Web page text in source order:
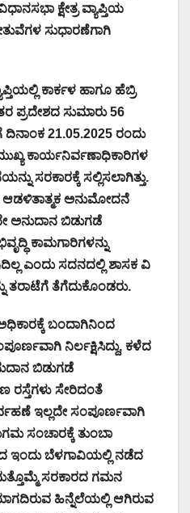
ಕ್ಷೇತ್ರ ವ್ಯಾಪ್ತಿಯ
ಸುಧಾರಣೆಗಾಗಿ
ಕಾರ್ಕಳ ಹಾಗೂ ಹೆಬ್ರಿ
ಪ್ರದೇಶದ ಸುಮಾರು 56
ದಿನಾಂಕ 21.05.2025 ರಂದು
ಕಾರ್ಯನಿರ್ವಣಾಧಿಕಾರಿಗಳ
ಸರಕಾರಕ್ಕೆ ಸಲ್ಲಿಸಲಾಗಿತ್ತು.
ಅನುಮೋದನೆ
ಅನುದಾನ ಬಿಡುಗಡೆ
ಕಾಮಗಾರಿಗಳನ್ನು
ಎಂದು ಸದನದಲ್ಲಿ ಶಾಸಕ ವಿ
ತರಾಟೆಗೆ ತೆಗೆದುಕೊಂಡರು.
ಬಂದಾಗಿನಿಂದ
ನಿರ್ಲಕ್ಷಿಸಿದ್ದು, ಕಳೆದ
ಬಿಡುಗಡೆ
ರಸ್ತೆಗಳು ಸೇರಿದಂತೆ
ಇಲ್ಲದೇ ಸಂಪೂರ್ಣವಾಗಿ
ಸಂಚಾರಕ್ಕೆ ತುಂಬಾ
ಇಂದು ಬೆಳಗಾವಿಯಲ್ಲಿ ನಡೆದ
ಸರಕಾರದ ಗಮನ
ಹಿನ್ನೆಲೆಯಲ್ಲಿ ಆಗಿರುವ